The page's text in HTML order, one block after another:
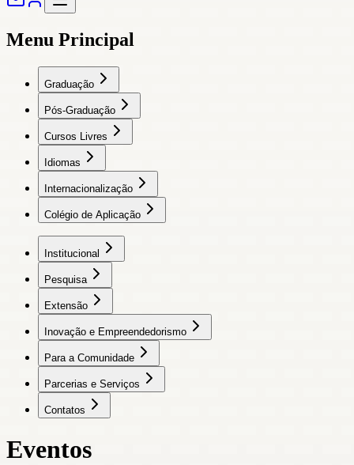
Menu Principal
Graduação
Pós-Graduação
Cursos Livres
Idiomas
Internacionalização
Colégio de Aplicação
Institucional
Pesquisa
Extensão
Inovação e Empreendedorismo
Para a Comunidade
Parcerias e Serviços
Contatos
Eventos